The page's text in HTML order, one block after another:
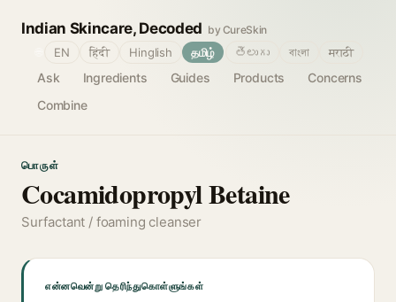
Indian Skincare, Decoded by CureSkin
Ask Ingredients Guides Products
Concerns
Combine
EN हिंदी Hinglish தமிழ் తెలుగు বাংলা मराठी
பொருள்
Cocamidopropyl Betaine
Surfactant / foaming cleanser
என்னவென்று தெரிந்துகொள்ளுங்கள்